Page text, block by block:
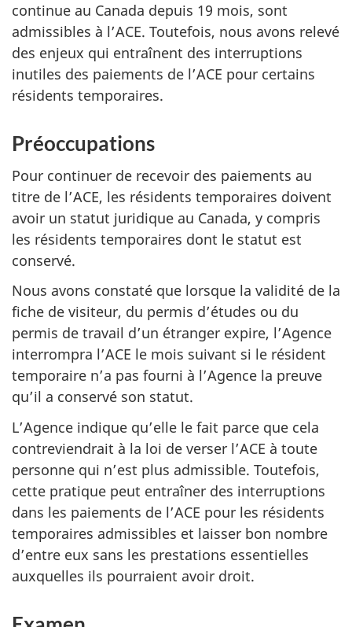
continue au Canada depuis 19 mois, sont
admissibles à l’ACE. Toutefois, nous avons relevé
des enjeux qui entraînent des interruptions
inutiles des paiements de l’ACE pour certains
résidents temporaires.
Préoccupations
Pour continuer de recevoir des paiements au
titre de l’ACE, les résidents temporaires doivent
avoir un statut juridique au Canada, y compris
les résidents temporaires dont le statut est
conservé.
Nous avons constaté que lorsque la validité de la
fiche de visiteur, du permis d’études ou du
permis de travail d’un étranger expire, l’Agence
interrompra l’ACE le mois suivant si le résident
temporaire n’a pas fourni à l’Agence la preuve
qu’il a conservé son statut.
L’Agence indique qu’elle le fait parce que cela
contreviendrait à la loi de verser l’ACE à toute
personne qui n’est plus admissible. Toutefois,
cette pratique peut entraîner des interruptions
dans les paiements de l’ACE pour les résidents
temporaires admissibles et laisser bon nombre
d’entre eux sans les prestations essentielles
auxquelles ils pourraient avoir droit.